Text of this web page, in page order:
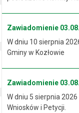
Zawiadomienie
W dniu 10 sierpnia
Gminy w Kozłowie
Zawiadomienie
W dniu 5 sierpnia
Wniosków i Petycji.